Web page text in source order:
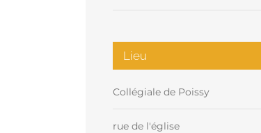
Lieu
Collégiale de Poissy
rue de l'église